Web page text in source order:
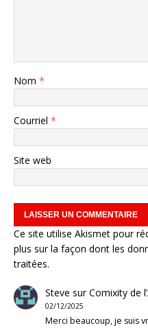
Nom *
Courriel *
Site web
Ce site utilise Akismet pour
plus sur la façon dont les
traitées.
Steve surComixity de
02/12/2025
Merci beaucoup, je suis